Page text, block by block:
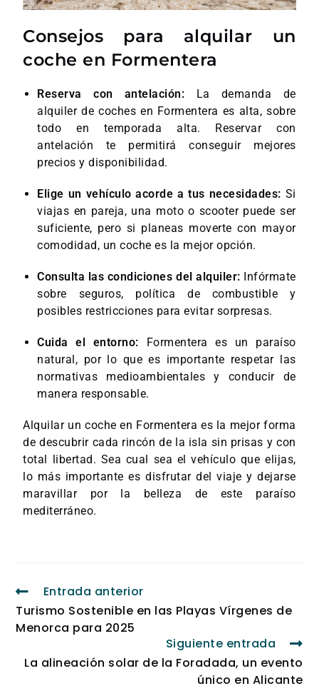
Consejos para alquilar un
coche en Formentera
Reserva con antelación: La demanda de
alquiler de coches en Formentera es alta, sobre
todo en temporada alta. Reservar con
antelación te permitirá conseguir mejores
precios y disponibilidad.
Elige un vehículo acorde a tus necesidades: Si
viajas en pareja, una moto o scooter puede ser
suficiente, pero si planeas moverte con mayor
comodidad, un coche es la mejor opción.
Consulta las condiciones del alquiler: Infórmate
sobre seguros, política de combustible y
posibles restricciones para evitar sorpresas.
Cuida el entorno: Formentera es un paraíso
natural, por lo que es importante respetar las
normativas medioambientales y conducir de
manera responsable.
Alquilar un coche en Formentera es la mejor forma
de descubrir cada rincón de la isla sin prisas y con
total libertad. Sea cual sea el vehículo que elijas,
lo más importante es disfrutar del viaje y dejarse
maravillar por la belleza de este paraíso
mediterráneo.
Entrada anterior
Turismo Sostenible en las Playas Vírgenes de
Menorca para 2025
Siguiente entrada
La alineación solar de la Foradada, un evento
único en Alicante